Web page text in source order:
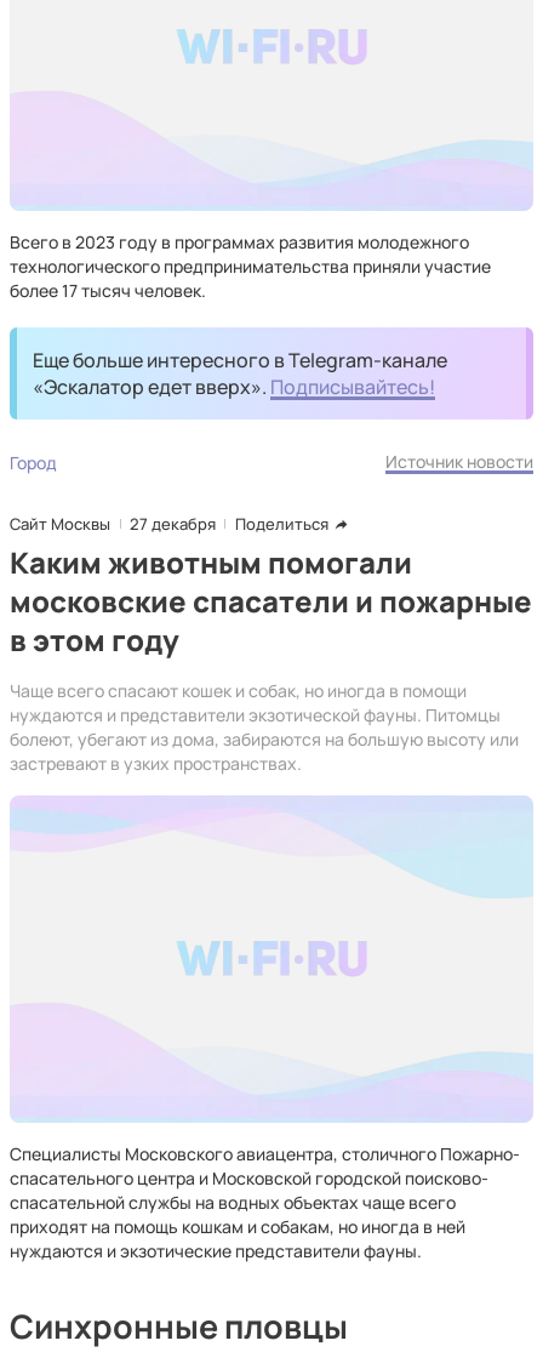
Всего в 2023 году в программах развития молодежного
технологического предпринимательства приняли участие
более 17 тысяч человек.
Еще больше интересного в Telegram-канале
«Эскалатор едет вверх». Подписывайтесь!
Город Источник новости
Сайт Москвы 27 декабря Поделиться
Каким животным помогали
московские спасатели и пожарные
в этом году
Чаще всего спасают кошек и собак, но иногда в помощи
нуждаются и представители экзотической фауны. Питомцы
болеют, убегают из дома, забираются на большую высоту или
застревают в узких пространствах.
Специалисты Московского авиацентра, столичного Пожарно-
спасательного центра и Московской городской поисково-
спасательной службы на водных объектах чаще всего
приходят на помощь кошкам и собакам, но иногда в ней
нуждаются и экзотические представители фауны.
Синхронные пловцы